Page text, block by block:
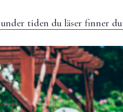
tiden du läser finner du